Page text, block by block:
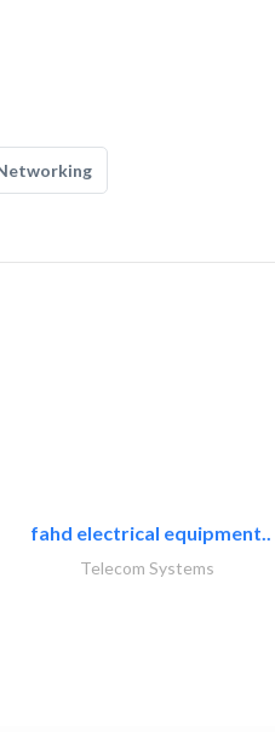
fahd electrical equipment..
Telecom Systems